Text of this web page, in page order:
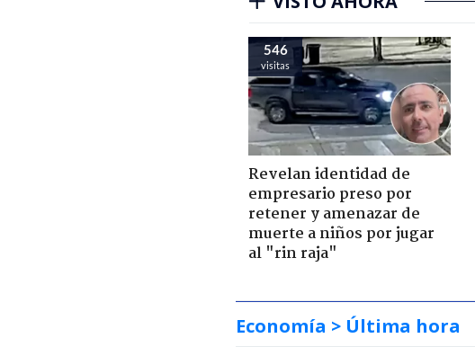
546
visitas
Revelan identidad de
empresario preso por
retener y amenazar de
muerte a niños por jugar
al "rin raja"
Economía > Última hora